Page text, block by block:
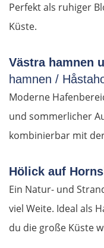
Perfekt als ruhiger
Küste.
Västra hamnen
hamnen /
Moderne
und sommerlicher
kombinierbar mit
Hölick auf
Ein Natur- und
viel Weite. Ideal als
du die große Küste
Bulgarien Ost
Rasgrad
Schumen
Warna
Nessebar
Burgas